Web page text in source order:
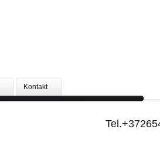
Kontakt